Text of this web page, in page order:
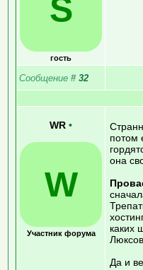
S
гость
Сообщение # 32
WR •
W
Участник форума
потом
она
каких
Да и